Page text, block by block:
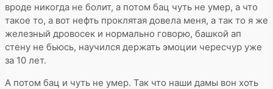
вроде никогда не болит, а потом бац чуть не умер, а что
такое то, а вот нефть проклятая довела меня, а так то я же
железный дровосек и нормально говорю, башкой ап
стену не бьюсь, научился держать эмоции чересчур уже
за 10 лет.
А потом бац и чуть не умер. Так что наши дамы вон хоть